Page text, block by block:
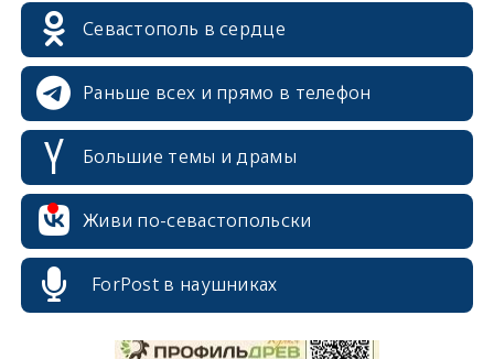
Севастополь в сердце
Раньше всех и прямо в телефон
Большие темы и драмы
Живи по-севастопольски
ForPost в наушниках
erid: 2SDnjcrDNw6